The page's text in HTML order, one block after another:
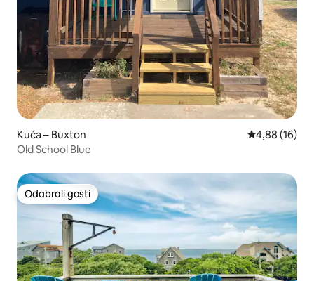
Kuća – Buxton Prosječna
4,88 (16)
Old School Blue
Odabrali gosti
Odabrali gosti